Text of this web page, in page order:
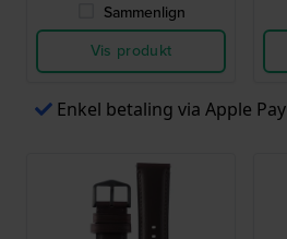
Sammenlign
Vis produkt
Enkel betaling via Apple Pay